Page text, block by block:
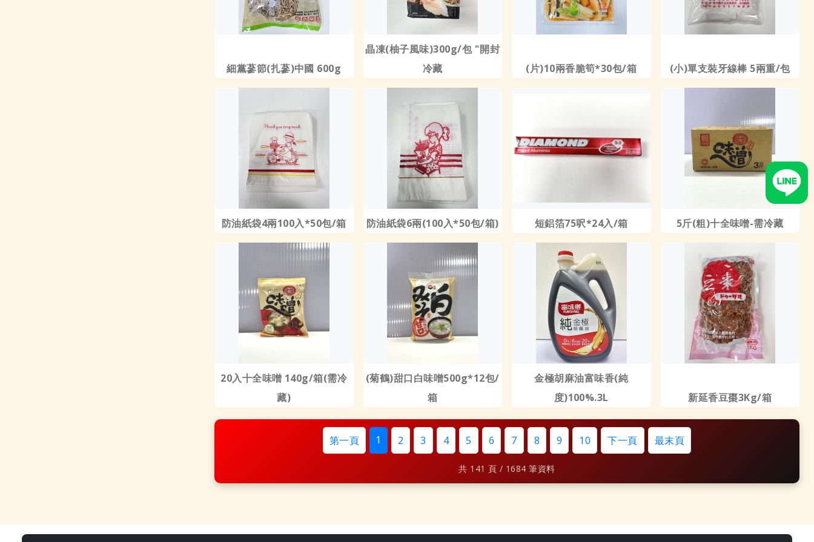
細黨蔘節(扎蔘)中國 600g
晶凍(柚子風味)300g/包 "開封
冷藏
(片)10兩香脆筍*30包/箱 (小)單支裝牙線棒 5兩重/包
防油紙袋4兩100入*50包/箱 防油紙袋6兩(100入*50包/箱) 短鋁箔75呎*24入/箱 5斤(粗)十全味噌-需冷藏
20入十全味噌 140g/箱(需冷
藏)
(菊鶴)甜口白味噌500g*12包/
箱
金極胡麻油富味香(純
度)100%.3L
新延香豆棗3Kg/箱
第一頁 1 2 3 4 5 6 7 8 9 10 下一頁 最末頁
共 141 頁 / 1684 筆資料